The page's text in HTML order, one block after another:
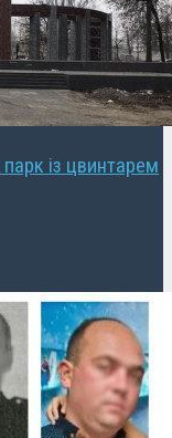
парк із цвинтарем